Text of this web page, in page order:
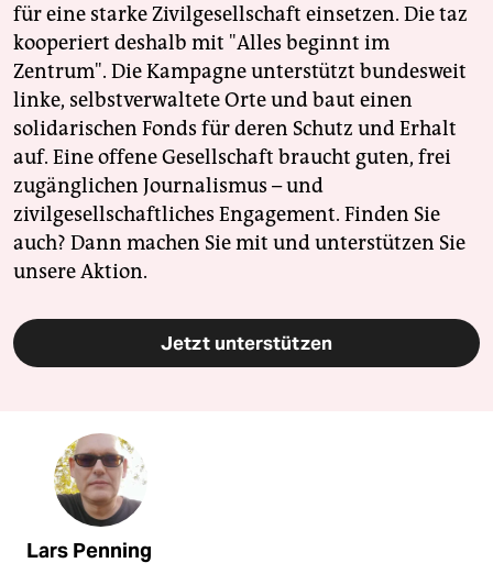
für eine starke Zivilgesellschaft einsetzen. Die taz
kooperiert deshalb mit "Alles beginnt im
Zentrum". Die Kampagne unterstützt bundesweit
linke, selbstverwaltete Orte und baut einen
solidarischen Fonds für deren Schutz und Erhalt
auf. Eine offene Gesellschaft braucht guten, frei
zugänglichen Journalismus – und
zivilgesellschaftliches Engagement. Finden Sie
auch? Dann machen Sie mit und unterstützen Sie
unsere Aktion.
Jetzt unterstützen
Lars Penning